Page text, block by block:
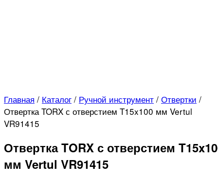
Главная / Каталог / Ручной инструмент / Отвертки /
Отвертка TORX с отверстием T15x100 мм Vertul
VR91415
Отвертка TORX с отверстием
мм Vertul VR91415